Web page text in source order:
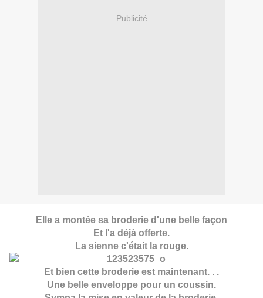
Publicité
Elle a montée sa broderie d'une belle façon
Et l'a déjà offerte.
La sienne c'était la rouge.
Et bien cette broderie est maintenant. . .
Une belle enveloppe pour un coussin.